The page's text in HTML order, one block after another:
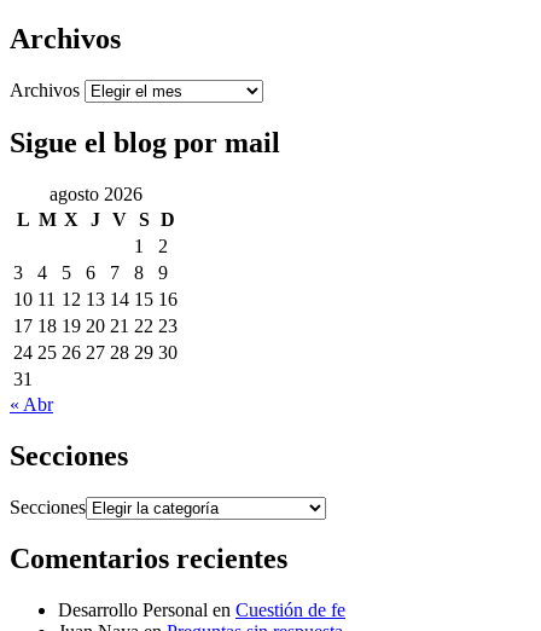
Archivos
Archivos
Sigue el blog por mail
agosto 2026
L M X J V S D
1
2
3
4 5 6 7 8
9
10 11 12 13 14 15 16
17 18 19 20 21 22 23
24 25 26 27 28 29 30
31
« Abr
Secciones
Secciones
Comentarios recientes
Desarrollo Personal en Cuestión de fe